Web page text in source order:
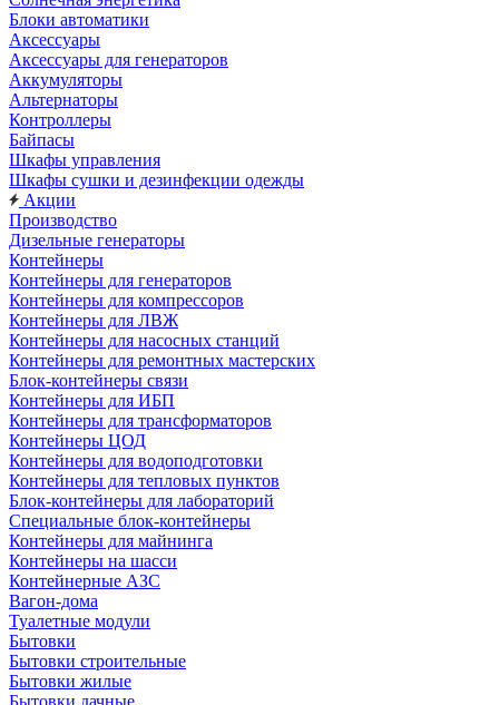
Блоки автоматики
Аксессуары
Аксессуары для генераторов
Аккумуляторы
Альтернаторы
Контроллеры
Байпасы
Шкафы управления
Шкафы сушки и дезинфекции одежды
Акции
Производство
Дизельные генераторы
Контейнеры
Контейнеры для генераторов
Контейнеры для компрессоров
Контейнеры для ЛВЖ
Контейнеры для насосных станций
Контейнеры для ремонтных мастерских
Блок-контейнеры связи
Контейнеры для ИБП
Контейнеры для трансформаторов
Контейнеры ЦОД
Контейнеры для водоподготовки
Контейнеры для тепловых пунктов
Блок-контейнеры для лабораторий
Специальные блок-контейнеры
Контейнеры для майнинга
Контейнеры на шасси
Контейнерные АЗС
Вагон-дома
Туалетные модули
Бытовки
Бытовки строительные
Бытовки жилые
Бытовки дачные